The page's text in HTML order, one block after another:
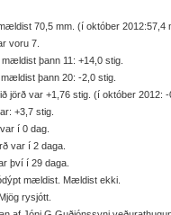
70,5 mm. (í október 2012:57,4
voru 7.
þann 11: +14,0 stig.
þann 20: -2,0 stig.
jörð var +1,76 stig. (í október 2012: -
+3,7 stig.
í 0 dag.
var í 2 daga.
því í 29 daga.
mældist. Mældist ekki.
rysjótt.